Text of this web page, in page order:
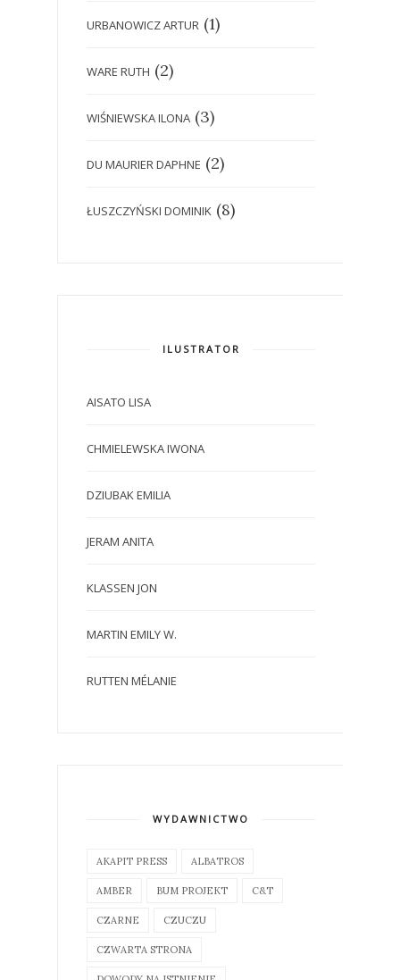
URBANOWICZ ARTUR (1)
WARE RUTH (2)
WIŚNIEWSKA ILONA (3)
DU MAURIER DAPHNE (2)
ŁUSZCZYŃSKI DOMINIK (8)
ILUSTRATOR
AISATO LISA
CHMIELEWSKA IWONA
DZIUBAK EMILIA
JERAM ANITA
KLASSEN JON
MARTIN EMILY W.
RUTTEN MÉLANIE
WYDAWNICTWO
AKAPIT PRESS ALBATROS
AMBER BUM PROJEKT C&T
CZARNE CZUCZU
CZWARTA STRONA